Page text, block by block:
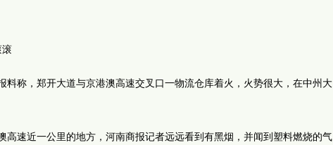
称，郑开大道与京港澳高速交叉口一物流仓库着火，火势很大，在中州大
速近一公里的地方，河南商报记者远远看到有黑烟，并闻到塑料燃烧的气